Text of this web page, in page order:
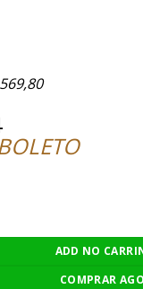
569,80
FALKOR
ADD NO
COMPRAR